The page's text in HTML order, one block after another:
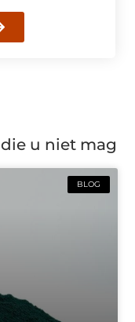
die u niet mag
BLOG